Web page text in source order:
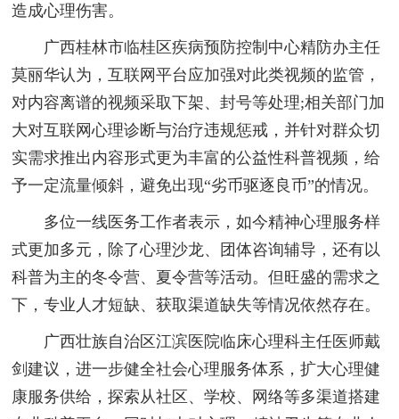
造成心理伤害。
广西桂林市临桂区疾病预防控制中心精防办主任
莫丽华认为，互联网平台应加强对此类视频的监管，
对内容离谱的视频采取下架、封号等处理;相关部门加
大对互联网心理诊断与治疗违规惩戒，并针对群众切
实需求推出内容形式更为丰富的公益性科普视频，给
予一定流量倾斜，避免出现“劣币驱逐良币”的情况。
多位一线医务工作者表示，如今精神心理服务样
式更加多元，除了心理沙龙、团体咨询辅导，还有以
科普为主的冬令营、夏令营等活动。但旺盛的需求之
下，专业人才短缺、获取渠道缺失等情况依然存在。
广西壮族自治区江滨医院临床心理科主任医师戴
剑建议，进一步健全社会心理服务体系，扩大心理健
康服务供给，探索从社区、学校、网络等多渠道搭建